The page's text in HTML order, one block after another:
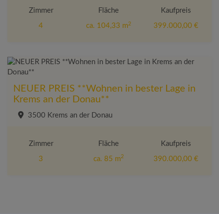
Zimmer
4
Fläche
ca. 104,33 m2
Kaufpreis
399.000,00 €
NEUER PREIS **Wohnen in bester Lage in
Krems an der Donau**
3500 Krems an der Donau
Zimmer
3
Fläche
ca. 85 m2
Kaufpreis
390.000,00 €